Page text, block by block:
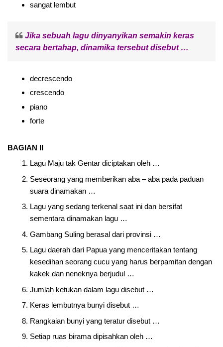
sangat lembut
Jika sebuah lagu dinyanyikan semakin keras
secara bertahap, dinamika tersebut disebut …
decrescendo
crescendo
piano
forte
BAGIAN II
Lagu Maju tak Gentar diciptakan oleh …
Seseorang yang memberikan aba – aba pada paduan
suara dinamakan …
Lagu yang sedang terkenal saat ini dan bersifat
sementara dinamakan lagu …
Gambang Suling berasal dari provinsi …
Lagu daerah dari Papua yang menceritakan tentang
kesedihan seorang cucu yang harus berpamitan dengan
kakek dan neneknya berjudul …
Jumlah ketukan dalam lagu disebut …
Keras lembutnya bunyi disebut …
Rangkaian bunyi yang teratur disebut …
Setiap ruas birama dipisahkan oleh …